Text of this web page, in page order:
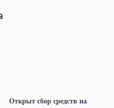
Открыт сбор средств на